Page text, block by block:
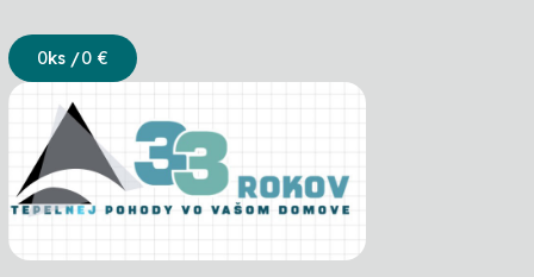
0ks /0 €